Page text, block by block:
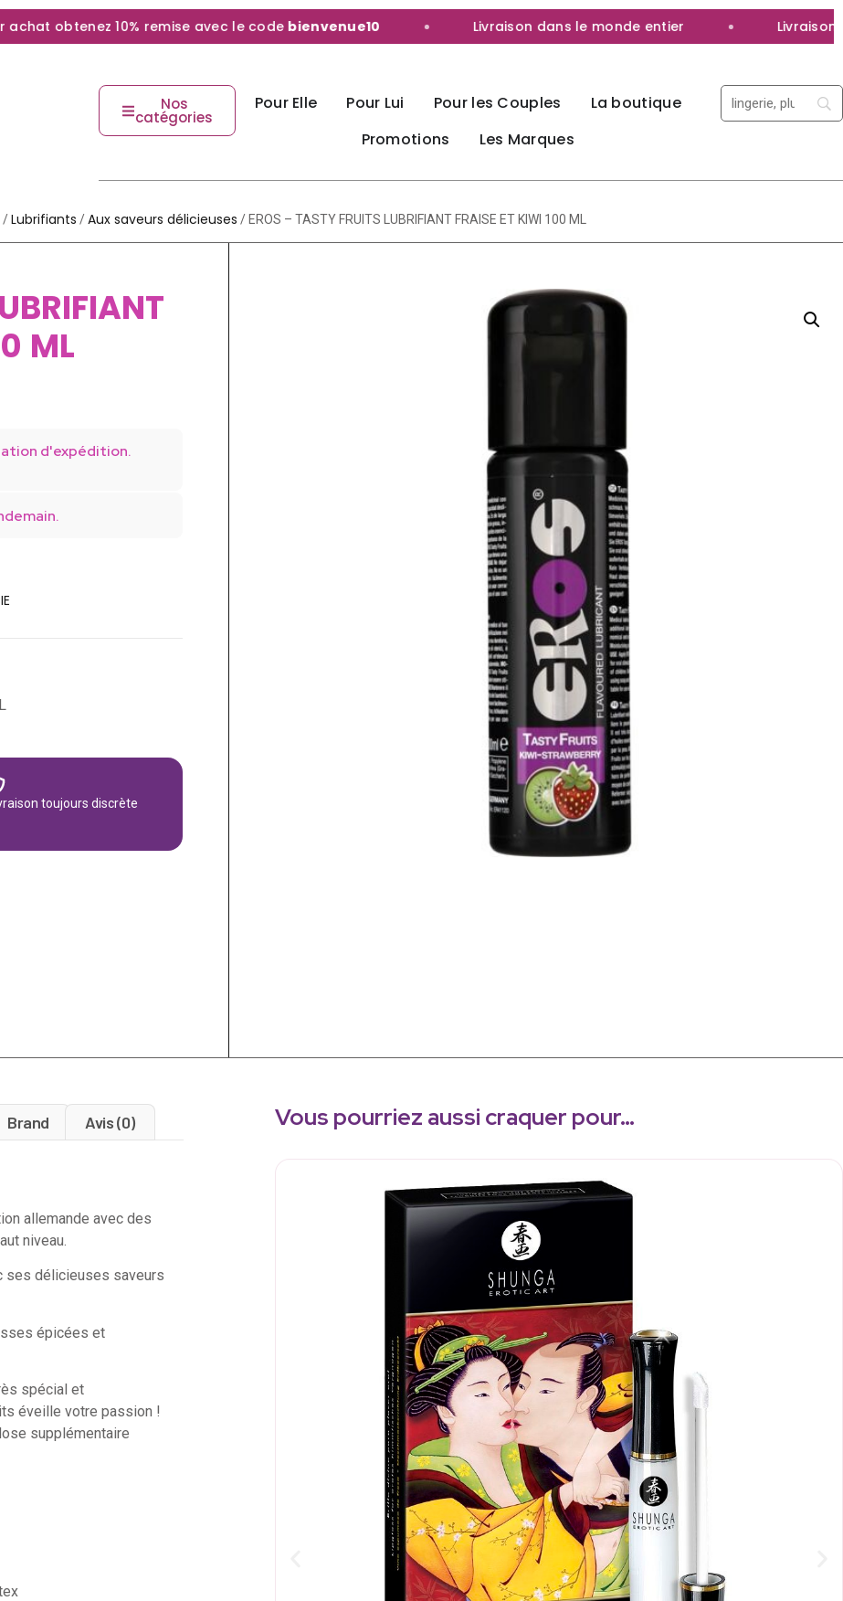
obtenez 10% remise avec le code bienvenue10 Livraison dans le monde entier Livraison
Nos
catégories
Pour Elle Pour Lui Pour les Couples
La boutique
Promotions
Les Marques
/Lubrifiants /Aux saveurs délicieuses / EROS – TASTY FRUITS LUBRIFIANT FRAISE ET KIWI 100 ML
ML
d'expédition.
toujours discrète
Brand Avis (0)
allemande avec des
niveau.
ses délicieuses saveurs
épicées et
spécial et
éveille votre passion !
supplémentaire
Vous pourriez aussi craquer pour…